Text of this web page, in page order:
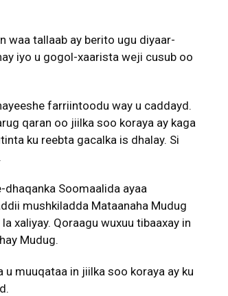
waa tallaab ay berito ugu diyaar-
iyo u gogol-xaarista weji cusub oo
farriintoodu way u caddayd.
qaran oo jiilka soo koraya ay kaga
ku reebta gacalka is dhalay. Si
Soomaalida ayaa
mushkiladda Mataanaha Mudug
xaliyay. Qoraagu wuxuu tibaaxay in
Mudug.
u muuqataa in jiilka soo koraya ay ku